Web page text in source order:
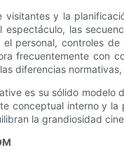
visitantes y la
espectáculo, las
personal, controles
frecuentemente
diferencias
es su sólido
conceptual interno y
la grandiosidad